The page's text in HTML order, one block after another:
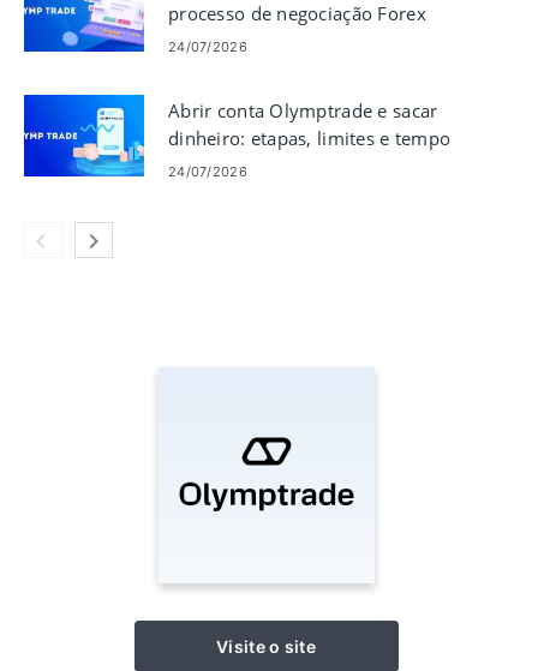
processo de negociação Forex
24/07/2026
Abrir conta Olymptrade e sacar
dinheiro: etapas, limites e tempo
24/07/2026
Visite o site